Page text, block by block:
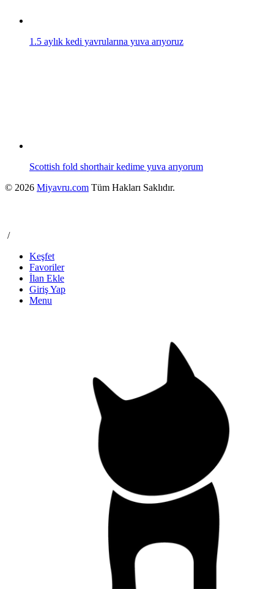
1.5 aylık kedi yavrularına yuva arıyoruz
Scottish fold shorthair kedime yuva arıyorum
© 2026 Miyavru.com Tüm Hakları Saklıdır.
/
Keşfet
Favoriler
İlan Ekle
Giriş Yap
Menu